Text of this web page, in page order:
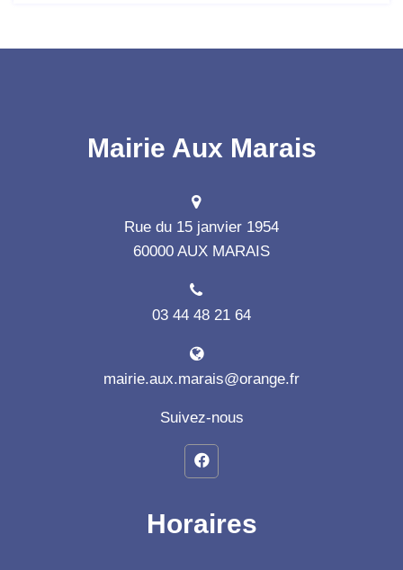
Mairie Aux Marais
Rue du 15 janvier 1954
60000 AUX MARAIS
03 44 48 21 64
mairie.aux.marais@orange.fr
Suivez-nous
Horaires